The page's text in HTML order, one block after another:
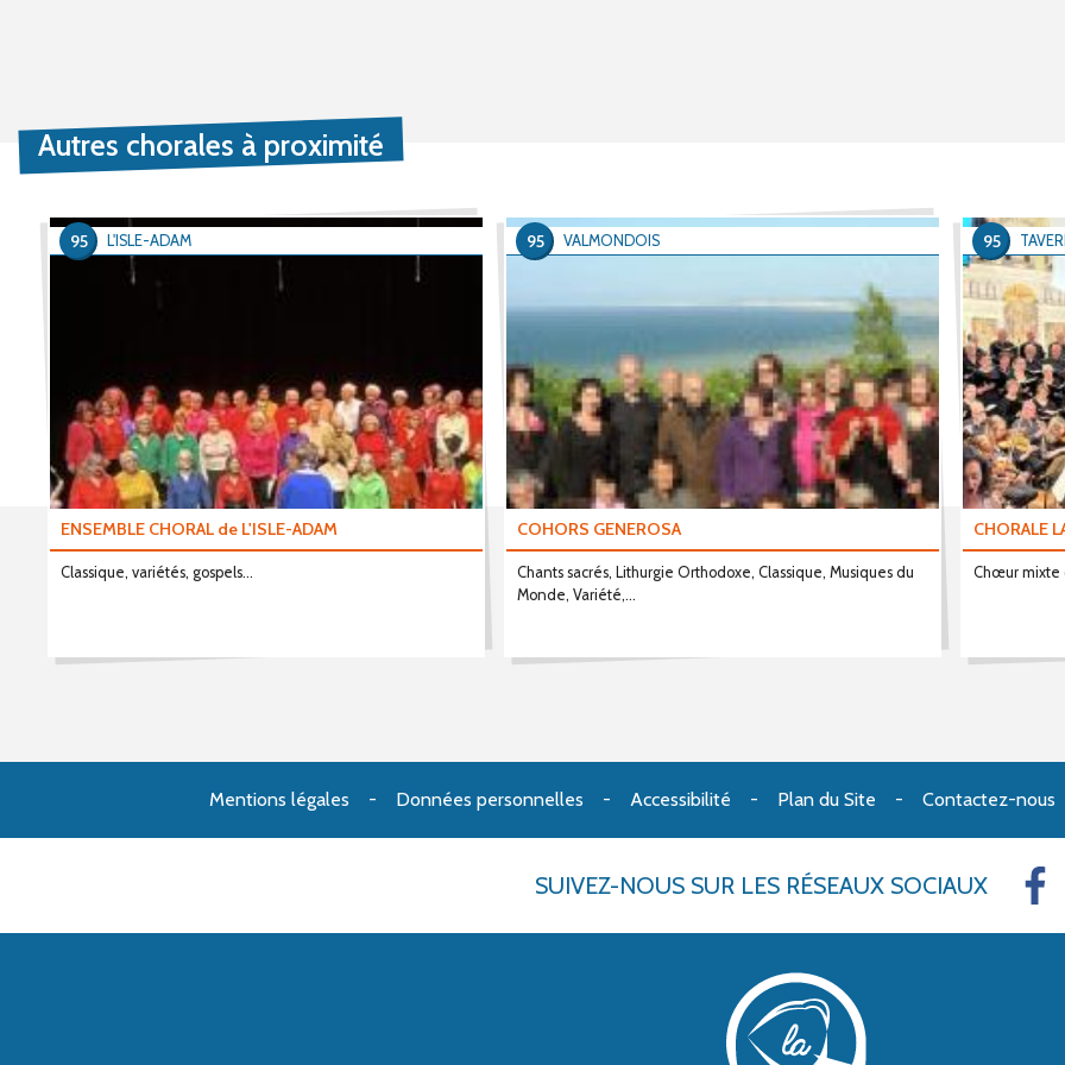
Autres chorales à proximité
ENSEMBLE CHORAL de L'ISLE-ADAM
Classique, variétés, gospels...
L'ISLE-ADAM
95
COHORS GENEROSA
Chants sacrés, Lithurgie Orthodoxe, Classique, Musiques du
Monde, Variété,...
VALMONDOIS
95
CHORALE
Chœur mixte
95
Mentions légales Données personnelles Accessibilité Plan du Site Contactez-nous
SUIVEZ-NOUS SUR LES RÉSEAUX SOCIAUX